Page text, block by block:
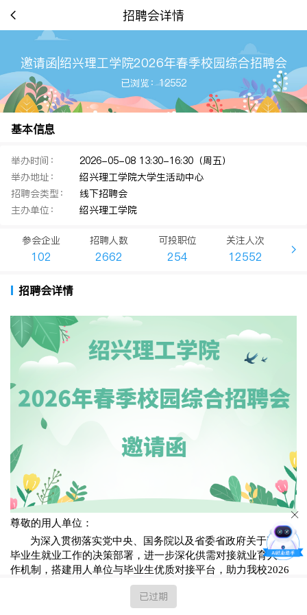
招聘会详情
邀请函|绍兴理工学院2026年春季校园综合招聘会
已浏览：12552
基本信息
举办时间：
2026-05-08 13:30-16:30（周五）
举办地址：
绍兴理工学院大学生活动中心
招聘会类型：
线下招聘会
主办单位：
绍兴理工学院
参会企业
102
招聘人数
2662
可投职位
254
关注人次
12552
招聘会详情
尊敬的用人单位：
为深入贯彻落实党中央、国务院以及省委省政府关于高校
毕业生就业工作的决策部署，进一步深化供需对接就业育人工
作机制，搭建用人单位与毕业生优质对接平台，助力我校2026
届毕业生实现高质量充分就业，绍兴理工学院2026年春季校园
举办。现诚邀广大用人单位莅临参会！
已过期